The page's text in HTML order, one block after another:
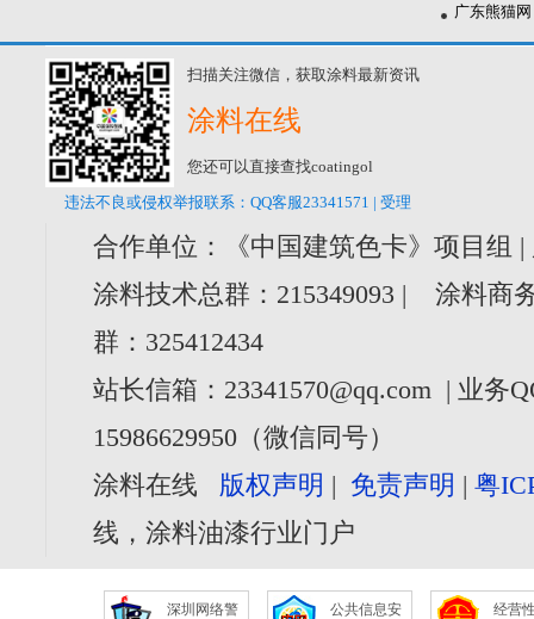
广东熊猫网
扫描关注微信，获取涂料最新资讯
涂料在线
您还可以直接查找coatingol
违法不良或侵权举报联系：QQ客服23341571 | 受理
合作单位：《中国建筑色卡》项目组
涂料技术总群：215349093 | 涂料商
群：325412434
站长信箱：23341570@qq.com | 业务
15986629950（微信同号）
涂料在线 版权声明 | 免责声明 |粤
线，涂料油漆行业门户
深圳网络警
公共信息安
经营